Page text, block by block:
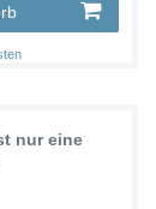
nur eine